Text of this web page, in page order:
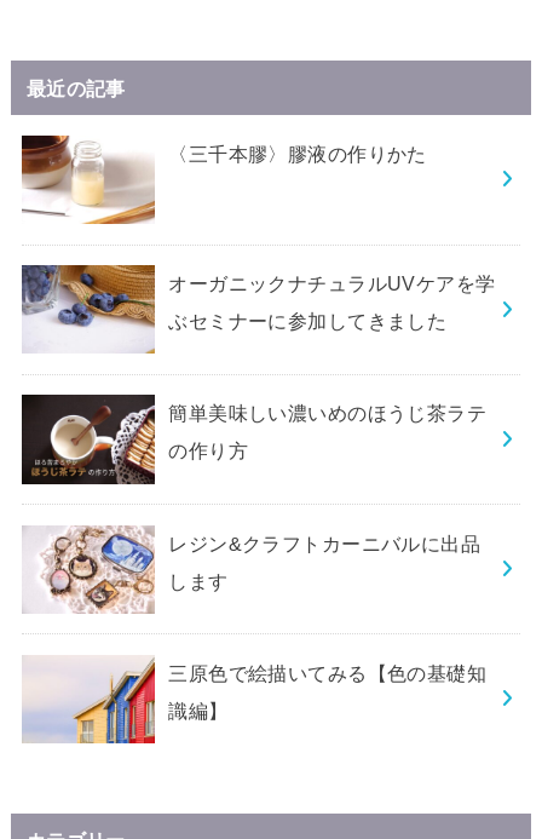
最近の記事
〈三千本膠〉膠液の作りかた
オーガニックナチュラルUVケアを学
ぶセミナーに参加してきました
簡単美味しい濃いめのほうじ茶ラテ
の作り方
レジン&クラフトカーニバルに出品
します
三原色で絵描いてみる【色の基礎知
識編】